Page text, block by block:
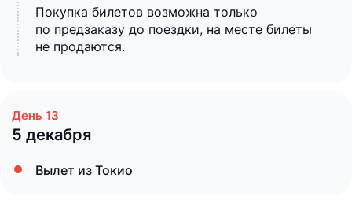
Покупка билетов возможна только
по предзаказу до поездки, на месте билеты
не продаются.
5 декабря
Вылет из Токио